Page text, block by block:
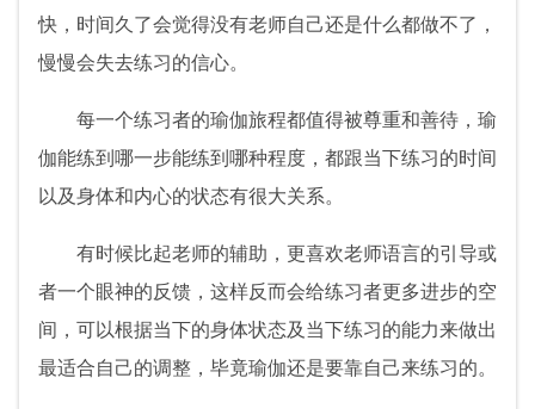
快，时间久了会觉得没有老师自己还是什么都做不了，
慢慢会失去练习的信心。
每一个练习者的瑜伽旅程都值得被尊重和善待，瑜
伽能练到哪一步能练到哪种程度，都跟当下练习的时间
以及身体和内心的状态有很大关系。
有时候比起老师的辅助，更喜欢老师语言的引导或
者一个眼神的反馈，这样反而会给练习者更多进步的空
间，可以根据当下的身体状态及当下练习的能力来做出
最适合自己的调整，毕竟瑜伽还是要靠自己来练习的。